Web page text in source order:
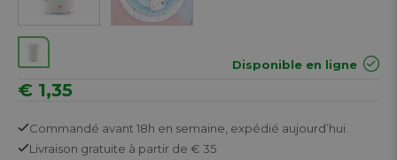
Disponible en ligne
€ 1,35
Commandé avant 18h en semaine, expédié aujourd’hui.
Livraison gratuite à partir de € 35